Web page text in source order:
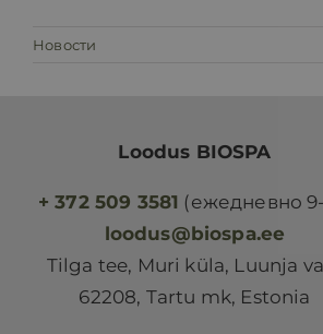
Новости
Loodus BIOSPA
+ 372 509 3581 (ежедневно
loodus@biospa.ee
Tilga tee, Muri küla, Luunja
62208, Tartu mk, Estonia